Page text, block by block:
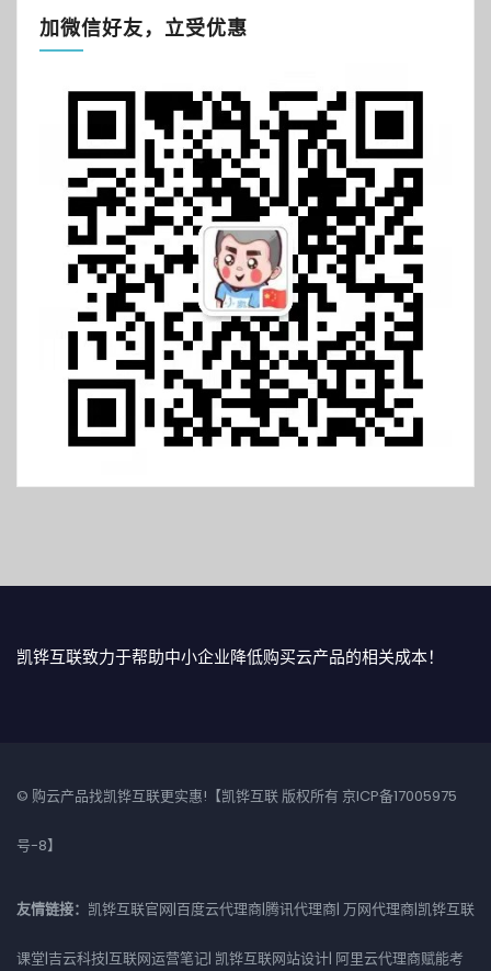
加微信好友，立受优惠
凯铧互联致力于帮助中小企业降低购买云产品的相关成本！
© 购云产品找凯铧互联更实惠!【凯铧互联 版权所有 京ICP备17005975
号-8】
友情链接： 凯铧互联官网|百度云代理商|腾讯代理商| 万网代理商|凯铧互联
课堂|吉云科技|互联网运营笔记| 凯铧互联网站设计| 阿里云代理商赋能考